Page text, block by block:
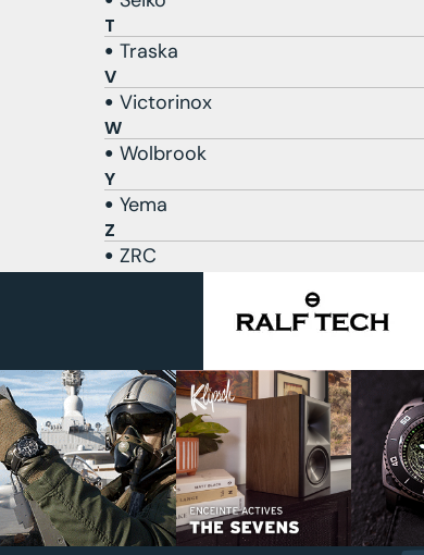
T
Traska
V
Victorinox
W
Wolbrook
Y
Yema
Z
ZRC